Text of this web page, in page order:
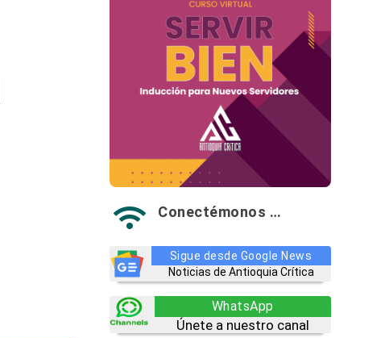
 Conectémonos …
Sigue desde Google News
Noticias de Antioquia Crítica
WhatsApp
Únete a nuestro canal